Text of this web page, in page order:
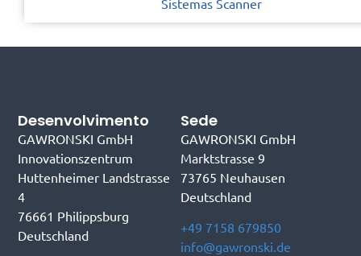
Sistemas Scanner
Sede
GAWRONSKI GmbH
Marktstrasse 9
73765 Neuhausen
Deutschland
+49 7158 679850
info@gawronski.de
Desenvolvimento
GAWRONSKI GmbH
Innovationszentrum
Huttenheimer Landstrasse
4
76661 Philippsburg
Deutschland